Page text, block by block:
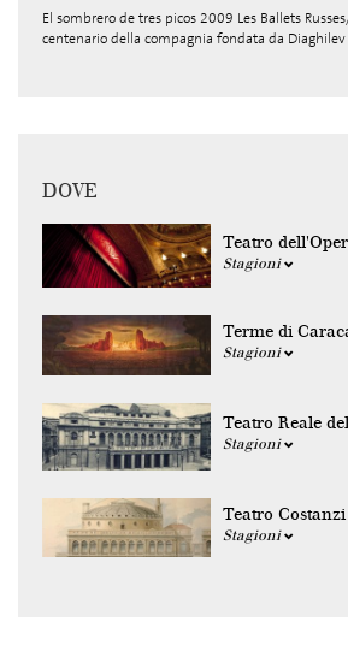
El sombrero de tres picos 2009 Les Ballets
centenario della compagnia fondata da Diaghilev
DOVE
Teatro
Stagioni
Terme di
Stagioni
Teatro Reale
Stagioni
Teatro Costanzi
Stagioni